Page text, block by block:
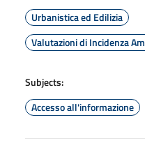
Urbanistica ed Edilizia
Valutazioni di Incidenza
Subjects:
Accesso all'informazione